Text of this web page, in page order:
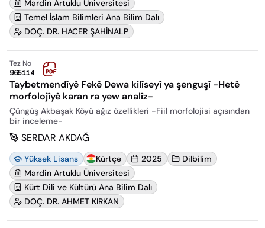
Mardin Artuklu Üniversitesi
Temel İslam Bilimleri Ana Bilim Dalı
DOÇ. DR. HACER ŞAHİNALP
Tez No
965114
Taybetmendîyê Fekê Dewa kilîseyî ya şenguşî -Hetê
morfolojîyê karan ra yew analîz-
Çüngüş Akbaşak Köyü ağız özellikleri -Fiil morfolojisi açısından
bir inceleme-
SERDAR AKDAĞ
Yüksek Lisans Kürtçe 2025
Dilbilim
Mardin Artuklu Üniversitesi
Kürt Dili ve Kültürü Ana Bilim Dalı
DOÇ. DR. AHMET KIRKAN